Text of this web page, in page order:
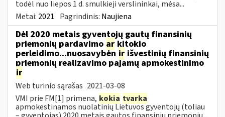
todėl nuo liepos 1 d. smulkieji verslininkai, mėsa...
Metai: 2021 Pagrindinis: Naujiena
Dėl 2020 metais gyventojų gautų finansinių
priemonių pardavimo ar kitokio
perleidimo...nuosavybėn ir išvestinių finansinių
priemonių realizavimo pajamų apmokestinimo
ir
Web turinio sąrašas 2021-03-08
VMI prie FM[1] primena, kokia tvarka
apmokestinamos nuolatinių Lietuvos gyventojų (toliau